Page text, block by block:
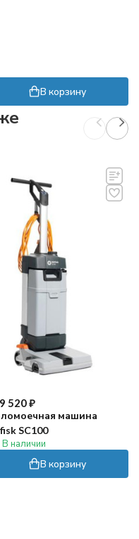
В корзину
520₽
машина
SC100
В наличии
В корзину